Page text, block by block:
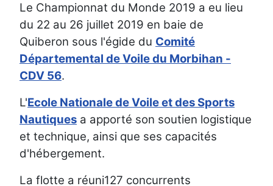
Le Championnat du Monde 2019 a eu lieu
du 22 au 26 juillet 2019 en baie de
Quiberon sous l'égide du Comité
Départemental de Voile du Morbihan -
CDV 56.
L'Ecole Nationale de Voile et des Sports
Nautiques a apporté son soutien logistique
et technique, ainsi que ses capacités
d'hébergement.
La flotte a réuni127 concurrents